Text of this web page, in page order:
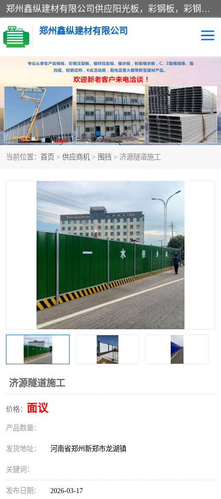
郑州鑫纵建材有限公司供应阳光板，彩钢板，彩钢钢构工程是一家集生产销售租赁安装于一体的企业，主要生产PC采光板，耐力板，仿古琉璃采光板，岩棉板、彩钢压型板、镀锌压型板、桁架楼承板，C、Z型钢檩条、围挡板、轻钢结构，阳光温室大棚等新型建材产品。公司旗下有多台移动式高空压瓦机租赁，承接全国各地业务，专业对外租赁各种型号压瓦机。
郑州鑫纵建材有限公司
当前位置： 首页 > 供应商机 > 围挡 > 济源隧道施工
济源隧道施工
价格： 面议
产品数量：
发货地址： 河南省郑州新郑市龙湖镇
关键词：
发布日期： 2026-03-17
高空瓦机租赁 ASA合成树脂仿古瓦
CZ型钢 FRP采光板
PC多层板 PC耐力板
建筑围挡 楼层板
新型活动房 压型彩钢板
岩棉板
彩钢板
生产加工单板复合围挡 市